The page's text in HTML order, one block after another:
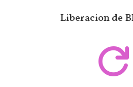
Liberacion de
